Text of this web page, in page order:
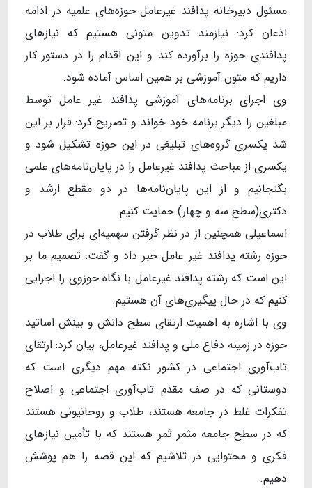
مسئول دبیرخانه پدافند غیرعامل حوزه‌های علمیه در ادامه
اذعان کرد: نیازمند تدوین متونی هستیم که نیازهای
پدافندی حوزه را برآورده کند و این اقدام را در دستور کار
داریم که متون آموزشی بر همین اساس آماده شود.
وی اجرای برنامه‌های آموزشی پدافند غیر عامل توسط
مبلغین را دیگر برنامه خود خواند و تصریح کرد: قرار بر این
شد یکسری گروه‌های تبلیغی در این حوزه تشکیل شود و
یکسری از مباحث پدافند غیرعامل را در پایان‌نامه‌های علمی
بگنجانیم و از این پایان‌نامه‌ها در دو مقطع ارشد و
دکتری(سطح سه و چهار) حمایت کنیم.
اسماعیلی همچنین از در نظر گرفتن سهمیه‌ای برای طلاب در
حوزه رشته پدافند غیر عامل خبر داد و گفت: تصمیم ما بر
این است که رشته پدافند غیرعامل با نگاه حوزوی را اجرایی
کنیم که در حال پیگیری‌های آن هستیم.
وی با اشاره به اهمیت ارتقای سطح دانش و بینش اساتید
حوزه در زمینه دفاع ملی و پدافند غیرعامل، بیان کرد: ارتقای
تاب‌آوری اجتماعی در کشور نکته مهم دیگری است که
دوستانی که در صف مقدم تاب‌آوری اجتماعی و اصلاح
تفکرات غلط در جامعه هستند، طلاب و روحانیونی هستند
که در سطح جامعه مثمر ثمر هستند که با تأمین نیازهای
فکری و محتوایی در تلاشیم که این قصه را هم پوشش
دهیم.